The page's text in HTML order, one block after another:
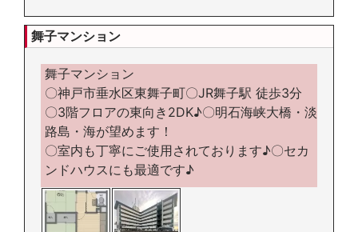
舞子マンション
舞子マンション
〇神戸市垂水区東舞子町〇JR舞子駅 徒歩3分
〇3階フロアの東向き2DK♪〇明石海峡大橋・淡
路島・海が望めます！
〇室内も丁寧にご使用されております♪〇セカ
ンドハウスにも最適です♪